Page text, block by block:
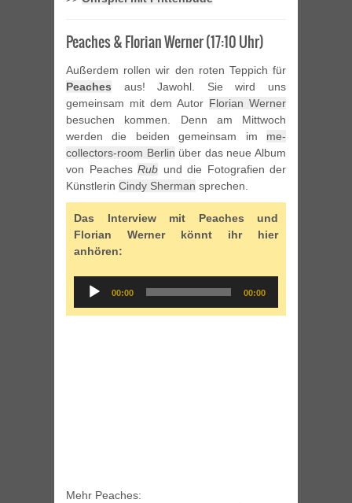
Peaches & Florian Werner (17:10 Uhr)
Außerdem rollen wir den roten Teppich für
Peaches aus! Jawohl. Sie wird uns
gemeinsam mit dem Autor Florian Werner
besuchen kommen. Denn am Mittwoch
werden die beiden gemeinsam im me-
collectors-room Berlin über das neue Album
von Peaches Rub und die Fotografien der
Künstlerin Cindy Sherman sprechen.
Das Interview mit Peaches und
Florian Werner könnt ihr hier
anhören:
Audio
Player
00:00 00:00
Mehr Peaches: